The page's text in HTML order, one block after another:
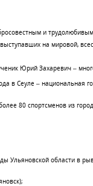
и
на мировой,
Юрий Захаревич –
в Сеуле – национальная
80 спортсменов из
Ульяновской области в